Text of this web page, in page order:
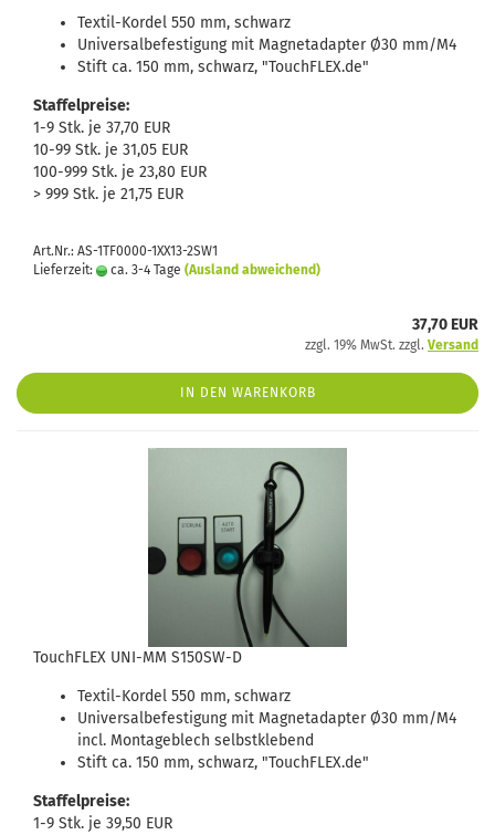
Textil-Kordel 550 mm, schwarz
Universalbefestigung mit Magnetadapter Ø30 mm/M4
Stift ca. 150 mm, schwarz, "TouchFLEX.de"
Staffelpreise:
1-9 Stk. je 37,70 EUR
10-99 Stk. je 31,05 EUR
100-999 Stk. je 23,80 EUR
> 999 Stk. je 21,75 EUR
Art.Nr.: AS-1TF0000-1XX13-2SW1
Lieferzeit:
ca. 3-4 Tage (Ausland abweichend)
37,70 EUR
zzgl. 19% MwSt. zzgl. Versand
IN DEN WARENKORB
TouchFLEX UNI-MM S150SW-D
Textil-Kordel 550 mm, schwarz
Universalbefestigung mit Magnetadapter Ø30 mm/M4
incl. Montageblech selbstklebend
Stift ca. 150 mm, schwarz, "TouchFLEX.de"
Staffelpreise:
1-9 Stk. je 39,50 EUR